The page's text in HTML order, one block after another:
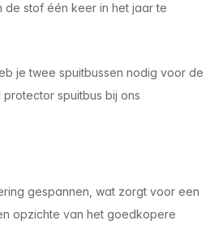
de stof één keer in het jaar te
je twee spuitbussen nodig voor de
spuitbus bij ons
gespannen, wat zorgt voor een
opzichte van het goedkopere